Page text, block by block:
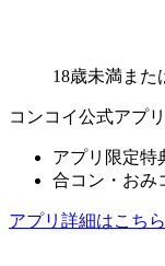
18歳未満また
コンコイ公式アプリ
アプリ限定特
合コン・おみ
アプリ詳細はこちら